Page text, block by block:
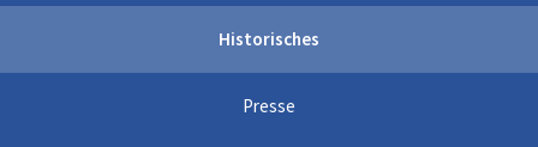
Historisches
Presse